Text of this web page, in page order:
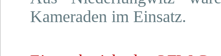
Kameraden im Einsatz.